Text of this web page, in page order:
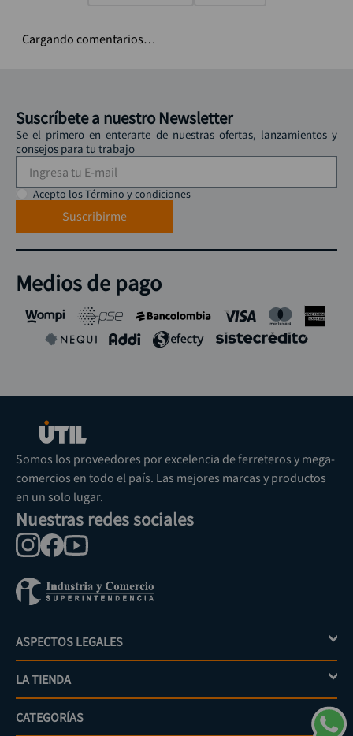
Cargando comentarios…
Suscríbete a nuestro Newsletter
Se el primero en enterarte de nuestras ofertas, lanzamientos y
consejos para tu trabajo
Acepto los Término y condiciones
Suscribirme
Medios de pago
Somos los proveedores por excelencia de ferreteros y mega-
comercios en todo el país. Las mejores marcas y productos
en un solo lugar.
Nuestras redes sociales
ASPECTOS LEGALES +
Política de tratamiento de datos personales
Términos y condiciones
LA TIENDA +
Mi cuenta
CATEGORÍAS